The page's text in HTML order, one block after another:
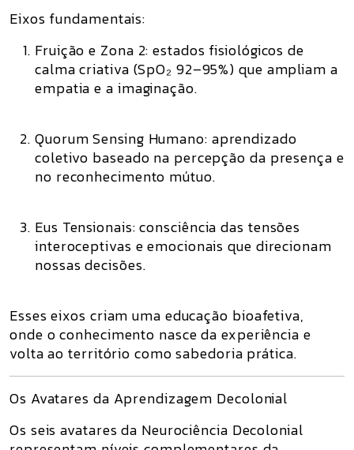
Eixos fundamentais:
Fruição e Zona 2: estados fisiológicos de
calma criativa (SpO₂ 92–95%) que ampliam a
empatia e a imaginação.
Quorum Sensing Humano: aprendizado
coletivo baseado na percepção da presença e
no reconhecimento mútuo.
Eus Tensionais:consciência das tensões
interoceptivas e emocionais que direcionam
nossas decisões.
Esses eixos criam uma educação bioafetiva,
onde o conhecimento nasce da experiência e
volta ao território como sabedoria prática.
Os Avatares da Aprendizagem Decolonial
Os seis avatares da Neurociência Decolonial